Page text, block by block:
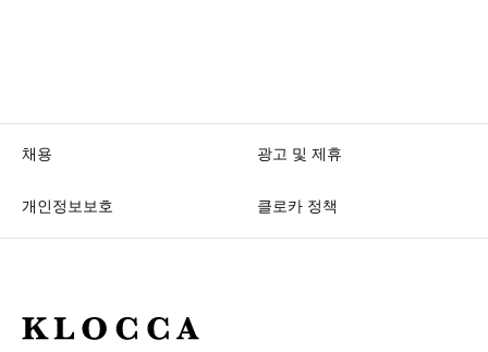
채용 광고 및 제휴
개인정보보호 클로카 정책
K